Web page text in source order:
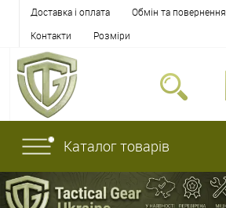
Доставка і оплата Обмін та повернення
Контакти
Розміри
Каталог товарів